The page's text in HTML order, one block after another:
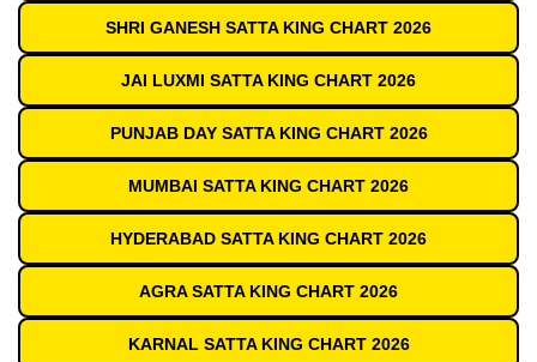
SHRI GANESH SATTA KING CHART 2026
JAI LUXMI SATTA KING CHART 2026
PUNJAB DAY SATTA KING CHART 2026
MUMBAI SATTA KING CHART 2026
HYDERABAD SATTA KING CHART 2026
AGRA SATTA KING CHART 2026
KARNAL SATTA KING CHART 2026